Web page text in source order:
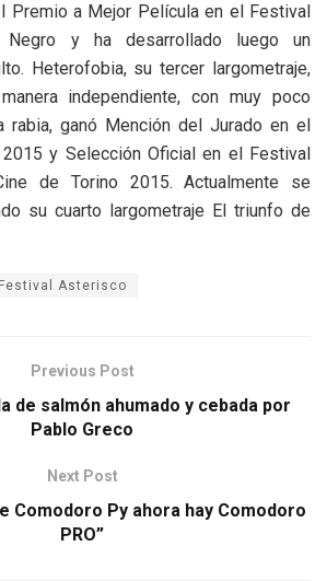
Premio a Mejor Película en el Festival
y ha desarrollado luego un
Heterofobia, su tercer largometraje,
independiente, con muy poco
rabia, ganó Mención del Jurado en el
y Selección Oficial en el Festival
de Torino 2015. Actualmente se
su cuarto largometraje El triunfo de
Festival Asterisco
Previous Post
de salmón ahumado y cebada por
Pablo Greco
Next Post
Comodoro Py ahora hay Comodoro
PRO”